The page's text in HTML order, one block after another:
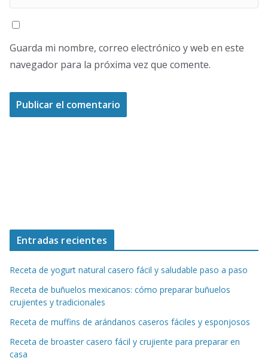
Guarda mi nombre, correo electrónico y web en este
navegador para la próxima vez que comente.
Entradas recientes
Receta de yogurt natural casero fácil y saludable paso a paso
Receta de buñuelos mexicanos: cómo preparar buñuelos
crujientes y tradicionales
Receta de muffins de arándanos caseros fáciles y esponjosos
Receta de broaster casero fácil y crujiente para preparar en
casa